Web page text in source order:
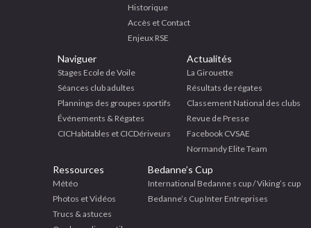
Historique
Accès et Contact
Enjeux RSE
Naviguer
Stages Ecole de Voile
Séances club adultes
Plannings des groupes sportifs
Événements & Régates
CICHabitables et CICDériveurs
Actualités
La Girouette
Résultats de régates
Classement National des clubs
Revue de Presse
Facebook CVSAE
Normandy Elite Team
Ressources
Météo
Photos et Vidéos
Trucs & astuces
Bedanne’s Cup
International Bedanne s cup / Viking’s cup
Bedanne’s Cup Inter Entreprises